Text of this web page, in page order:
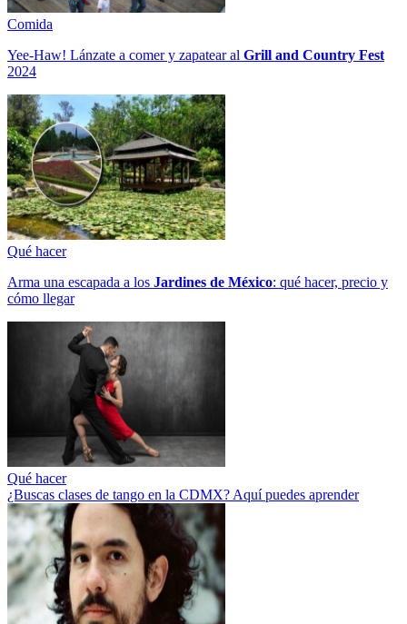
Comida
Yee-Haw! Lánzate a comer y zapatear al Grill and Country Fest
2024
Qué hacer
Arma una escapada a los Jardines de México: qué hacer, precio y
cómo llegar
Qué hacer
¿Buscas clases de tango en la CDMX? Aquí puedes aprender